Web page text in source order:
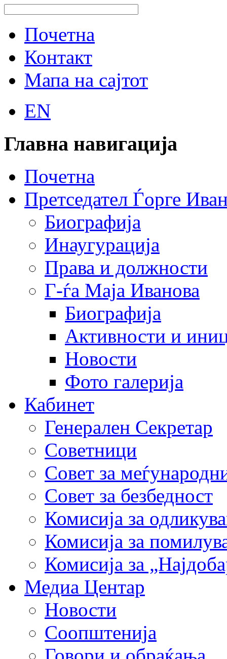
Почетна
Контакт
Мапа на сајтот
EN
Главна навигација
Почетна
Претседател Ѓорге
Биографија
Инаугурација
Права и должности
Г-ѓа Маја Иванова
Биографија
Активности и
Новости
Фото галерија
Кабинет
Генерален Секретар
Советници
Совет за
Совет за безбедност
Комисија за
Комисија за
Комисија за
Медиа Центар
Новости
Соопштенија